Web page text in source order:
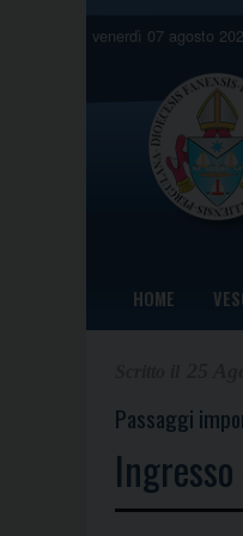
venerdì 07 agosto
HOME
Passaggi